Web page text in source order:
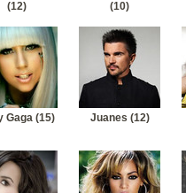
(12)
(10)
Gaga (15) Juanes (12)